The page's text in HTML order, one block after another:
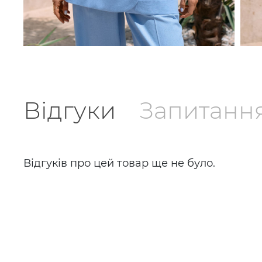
Відгуки
Відгуків про цей товар ще не було.